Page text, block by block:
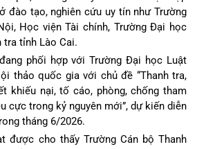
đào tạo, nghiên cứu uy tín như Trường
Học viện Tài chính, Trường Đại học
tra tỉnh Lào Cai.
phối hợp với Trường Đại học Luật
thảo quốc gia với chủ đề “Thanh tra,
khiếu nại, tố cáo, phòng, chống tham
cực trong kỷ nguyên mới”, dự kiến diễn
tháng 6/2026.
được cho thấy Trường Cán bộ Thanh